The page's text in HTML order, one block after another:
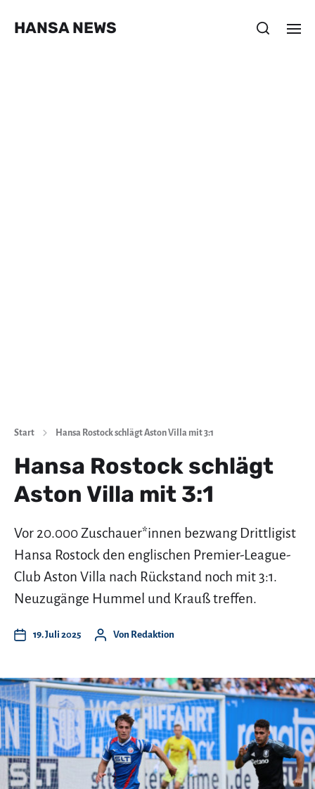
HANSA NEWS
Start Hansa Rostock schlägt Aston Villa mit 3:1
Hansa Rostock schlägt
Aston Villa mit 3:1
Vor 20.000 Zuschauer*innen bezwang Drittligist
Hansa Rostock den englischen Premier-League-
Club Aston Villa nach Rückstand noch mit 3:1.
Neuzugänge Hummel und Krauß treffen.
19. Juli 2025 Von Redaktion